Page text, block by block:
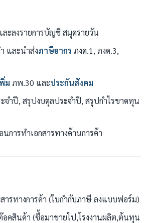
ละลงรายการบัญชี สมุดรายวัน
และนำส่งภาษีอากรภงด.1, ภงด.3,
ม ภพ.30 และประกันสังคม
จำปี, สรุปงบดุลประจำปี, สรุปกำไรขาดทุน
การทำเอกสารทางด้านการค้า
ารทางการค้า (ใบกำกับภาษี ลงแบบฟอร์ม)
อคสินค้า (ซื้อมาขายไป,โรงงานผลิต,ต้นทุน